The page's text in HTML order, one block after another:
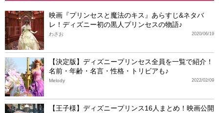
映画『プリンセスと魔法のキス』あらすじ&ネタバ
レ！ディズニー初の黒人プリンセスの物語♪
2020/06/19
わさお
【決定版】ディズニープリンセス全員を一覧で紹介！
名前・年齢・名言・性格・トリビアも♪
2022/02/09
Melody
【王子様】ディズニープリンス16人まとめ！映画公開